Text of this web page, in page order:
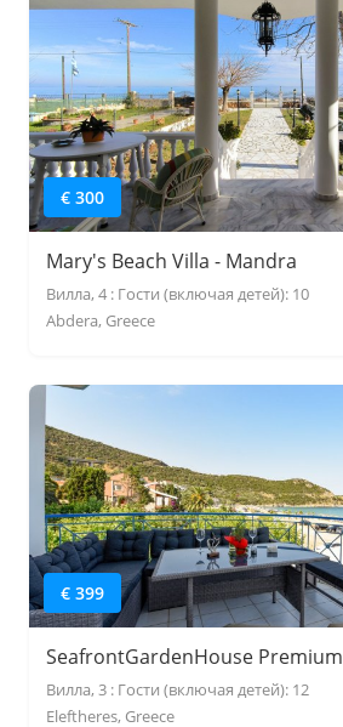
€ 300
Mary's Beach Villa - Mandra
Вилла, 4 : Гости (включая детей): 10
Abdera, Greece
€ 399
SeafrontGardenHouse Premium
Вилла, 3 : Гости (включая детей): 12
Eleftheres, Greece